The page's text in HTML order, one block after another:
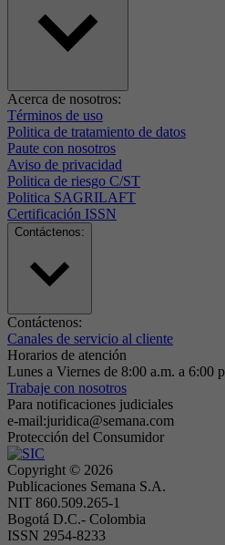
Acerca de nosotros:
Términos de uso
Politica de tratamiento de datos
Paute con nosotros
Aviso de privacidad
Politica de riesgo C/ST
Politica SAGRILAFT
Certificación ISSN
Contáctenos:
Contáctenos:
Canales de servicio al cliente
Horarios de atención
Lunes a Viernes de 8:00 a.m. a 6:00
Trabaje con nosotros
Para notificaciones judiciales
e-mail:juridica@semana.com
Protección del Consumidor
Copyright © 2026
Publicaciones Semana S.A.
NIT 860.509.265-1
Bogotá D.C.- Colombia
ISSN 2954-8233